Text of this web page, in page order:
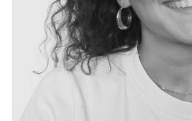
ans en freelance, 1 an en
Leitmotiv : « Il y a trois
: oui, non, etwaouh !C’est ce
Milton